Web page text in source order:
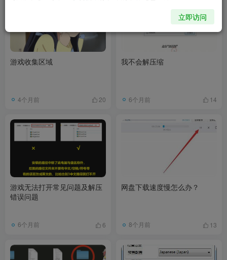
游戏收集区域
4个月前 20
我不会解压缩
6个月前 14
游戏无法打开常见问题及解压
错误问题
6个月前 6
网盘下载速度慢怎么办？
8个月前 13
立即访问